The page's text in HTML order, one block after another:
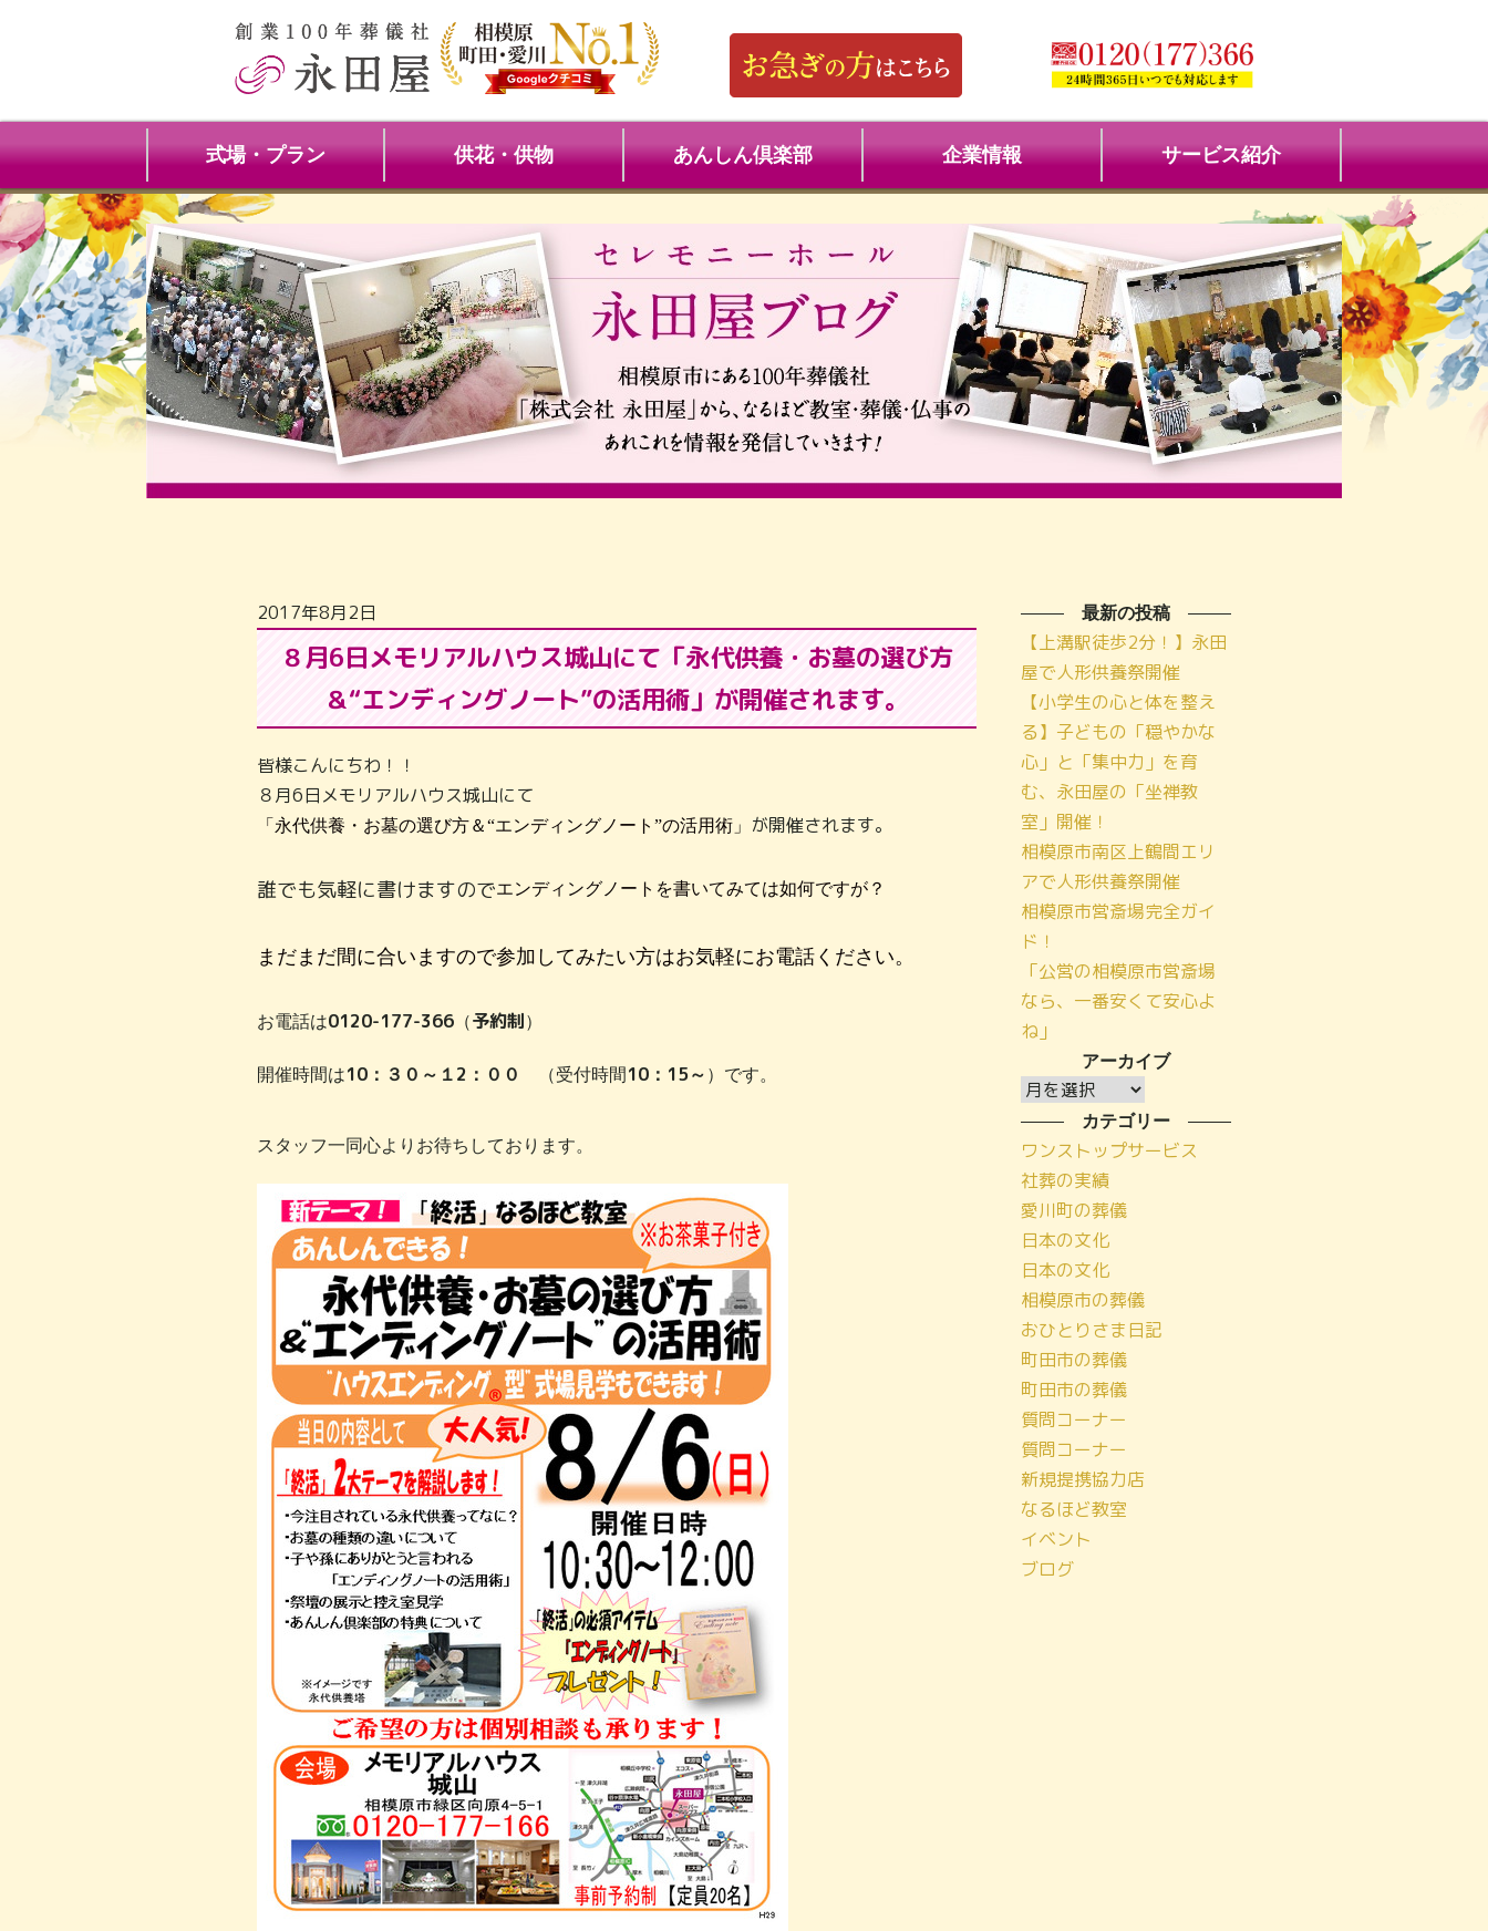
式場・プラン 供花・供物 あんしん倶楽部 企業情報 サービス紹介
2017年8月2日
８月6日メモリアルハウス城山にて「永代供養・お墓の選び方
＆“エンディングノート”の活用術」が開催されます。
皆様こんにちわ！！
８月6日メモリアルハウス城山にて
「永代供養・お墓の選び方＆“エンディングノート”の活用術」 が開催されます。
誰でも気軽に書けますのでエンディングノートを書いてみては如何ですが？
まだまだ間に合いますので参加してみたい方はお気軽にお電話ください。
お電話は0120-177-366 （予約制）
開催時間は10 ：３０～１ 2 ：００ （受付時間 10 ： 15～ ）です。
スタッフ一同心よりお待ちしております。
最新の投稿
【上溝駅徒歩2分！】永田
屋で人形供養祭開催
【小学生の心と体を整え
る】子どもの「穏やかな
心」と「集中力」を育
む、永田屋の「坐禅教
室」開催！
相模原市南区上鶴間エリ
アで人形供養祭開催
相模原市営斎場完全ガイ
ド！
「公営の相模原市営斎場
なら、一番安くて安心よ
ね」
アーカイブ
ア
ー
カ
イ
ブ
カテゴリー
ワンストップサービス
社葬の実績
愛川町の葬儀
日本の文化
日本の文化
相模原市の葬儀
おひとりさま日記
町田市の葬儀
町田市の葬儀
質問コーナー
質問コーナー
新規提携協力店
なるほど教室
イベント
ブログ